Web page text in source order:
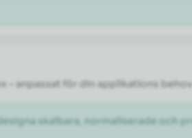
– anpassat för din applikations
skalbara, normaliserade och